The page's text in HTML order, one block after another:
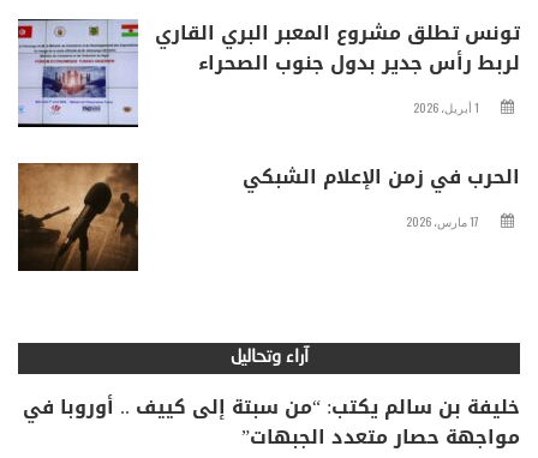
تونس تطلق مشروع المعبر البري القاري
لربط رأس جدير بدول جنوب الصحراء
1 أبريل، 2026
الحرب في زمن الإعلام الشبكي
17 مارس، 2026
آراء وتحاليل
خليفة بن سالم يكتب: “من سبتة إلى كييف .. أوروبا في
مواجهة حصار متعدد الجبهات”